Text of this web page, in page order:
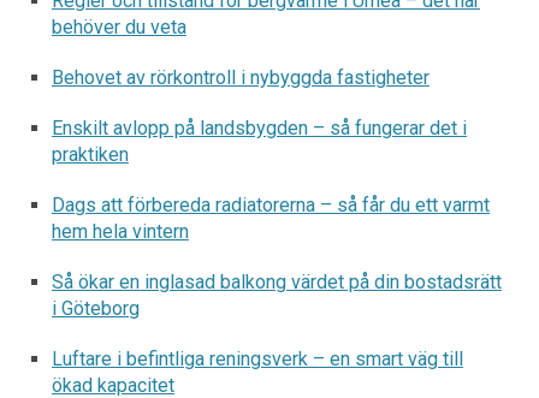
behöver du veta
Behovet av rörkontroll i nybyggda fastigheter
Enskilt avlopp på landsbygden – så fungerar det i
praktiken
Dags att förbereda radiatorerna – så får du ett varmt
hem hela vintern
Så ökar en inglasad balkong värdet på din bostadsrätt
i Göteborg
Luftare i befintliga reningsverk – en smart väg till
ökad kapacitet